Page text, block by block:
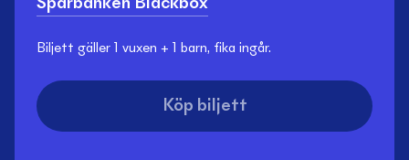
Sparbanken Blackbox
Biljett gäller 1 vuxen + 1 barn, fika ingår.
Köp biljett